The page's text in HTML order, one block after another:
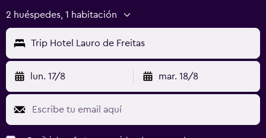
2 huéspedes, 1 habitación
Trip Hotel Lauro de Freitas
lun. 17/8 mar. 18/8